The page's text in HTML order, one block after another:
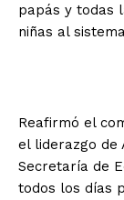
papás y todas
niñas al
Reafirmó el
el liderazgo de
Secretaría de
todos los días